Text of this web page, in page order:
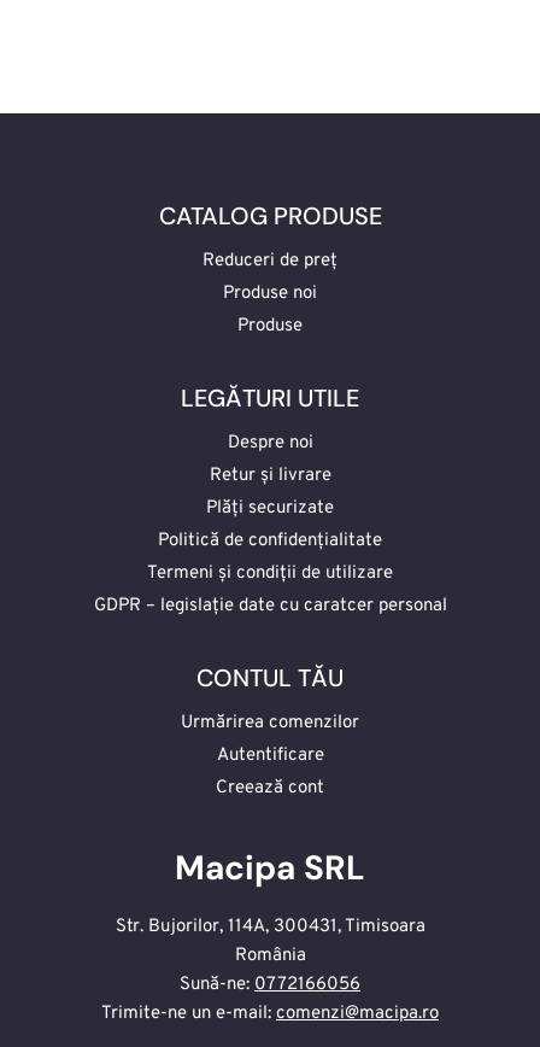
CATALOG PRODUSE
Reduceri de preț
Produse noi
Produse
LEGĂTURI UTILE
Despre noi
Retur și livrare
Plăți securizate
Politică de confidențialitate
Termeni și condiții de utilizare
GDPR – legislație date cu caratcer personal
CONTUL TĂU
Urmărirea comenzilor
Autentificare
Creează cont
Macipa SRL
Str. Bujorilor, 114A, 300431, Timisoara
România
Sună-ne: 0772166056
Trimite-ne un e-mail: comenzi@macipa.ro